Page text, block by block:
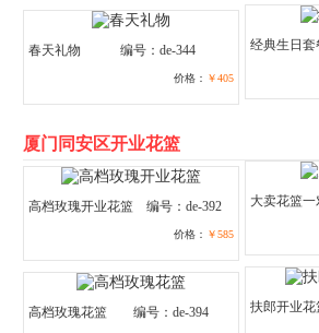
春天礼物 编号：de-344
价格： ￥405
经典生日套
厦门同安区开业花篮
高档玫瑰开业花篮 编号：de-392
价格： ￥585
大卖花篮一
高档玫瑰花篮 编号：de-394 扶郎开业花